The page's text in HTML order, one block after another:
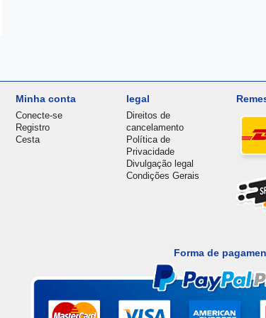
Minha conta
Conecte-se
Registro
Cesta
legal
Direitos de
cancelamento
Política de
Privacidade
Divulgação legal
Condições Gerais
Forma de